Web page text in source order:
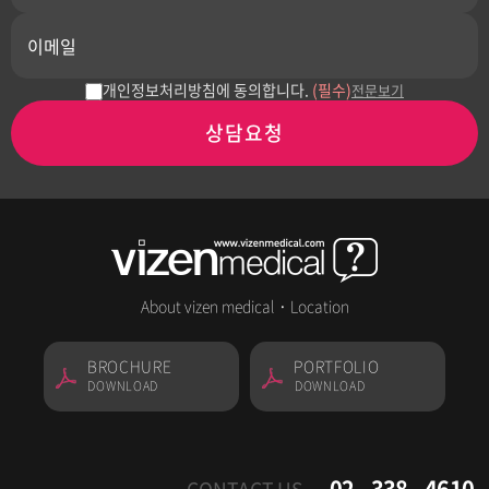
개인정보처리방침에 동의합니다. (필수)전문보기
상담요청
About vizen medical · Location
BROCHURE
DOWNLOAD
PORTFOLIO
DOWNLOAD